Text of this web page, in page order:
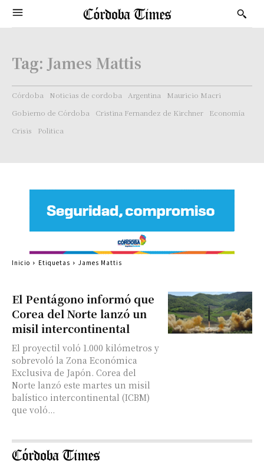
Tag: James Mattis
Córdoba Noticias de cordoba Argentina
Mauricio Macri
Gobierno de Córdoba
Cristina Fernandez de Kirchner
Economía
Crisis
Politica
El Pentágono informó que
Corea del Norte lanzó un
misil intercontinental
El proyectil voló 1.000 kilómetros y
sobrevoló la Zona Económica
Exclusiva de Japón. Corea del
Norte lanzó este martes un misil
balístico intercontinental (ICBM)
que voló...
Inicio Etiquetas James Mattis